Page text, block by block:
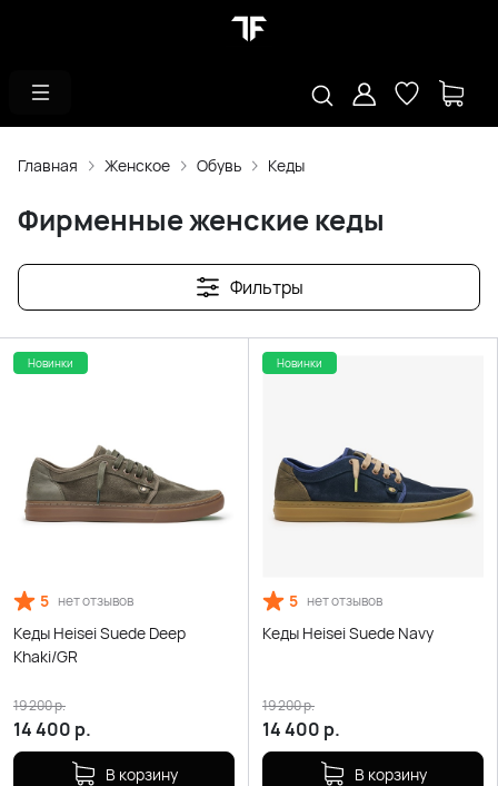
Главная Женское Обувь Кеды
Фирменные женские кеды
Фильтры
Новинки
5 нет отзывов
Кеды Heisei Suede Deep
Khaki/GR
14 400 р.
19 200р.
В корзину
Новинки
5 нет отзывов
Кеды Heisei Suede Navy
14 400 р.
19 200р.
В корзину